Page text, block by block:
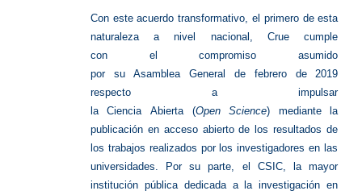
Con este acuerdo transformativo, el primero de esta
naturaleza a nivel nacional, Crue cumple
con el compromiso asumido
por su Asamblea General de febrero de 2019
respecto a impulsar
la Ciencia Abierta (Open Science) mediante la
publicación en acceso abierto de los resultados de
los trabajos realizados por los investigadores en las
universidades. Por su parte, el CSIC, la mayor
institución pública dedicada a la investigación en